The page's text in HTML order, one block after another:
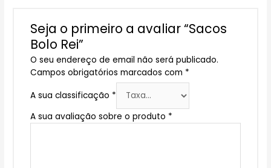
Seja o primeiro a avaliar “Sacos
Bolo Rei”
O seu endereço de email não será publicado.
Campos obrigatórios marcados com *
A sua classificação *
A sua avaliação sobre o produto *